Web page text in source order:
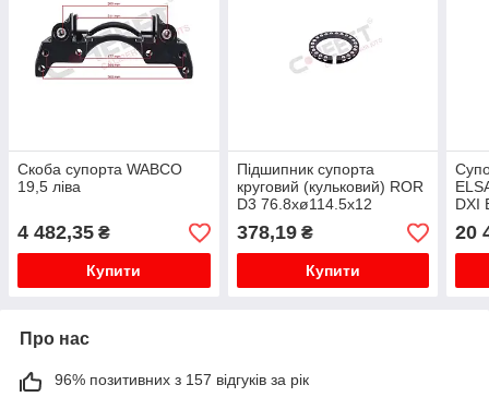
Скоба супорта WABCO
19,5 ліва
4 482,35 ₴
Купити
Підшипник супорта
круговий (кульковий) ROR
D3 76.8xø114.5x12
378,19₴
Купити
DXI
20
Про нас
96% позитивних з 157 відгуків за рік